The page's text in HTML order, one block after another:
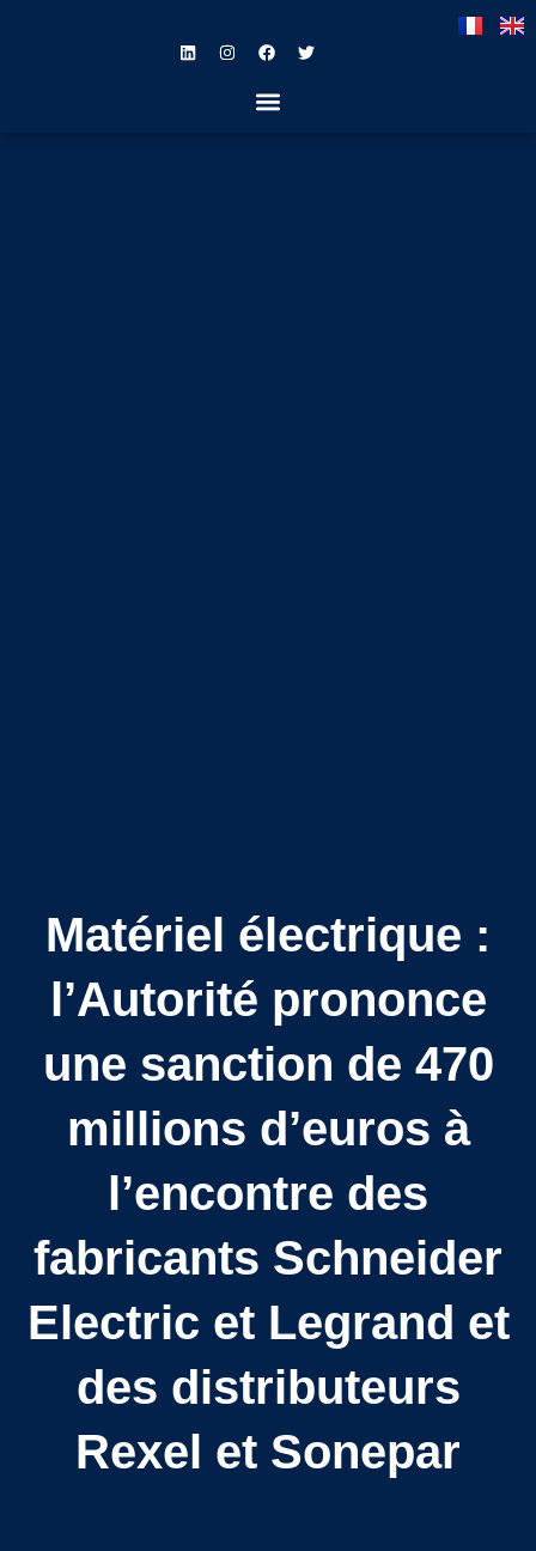
Matériel électrique :
l’Autorité prononce
une sanction de 470
millions d’euros à
l’encontre des
fabricants Schneider
Electric et Legrand et
des distributeurs
Rexel et Sonepar